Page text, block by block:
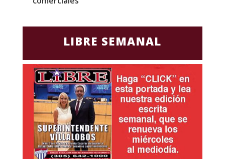
LIBRE SEMANAL